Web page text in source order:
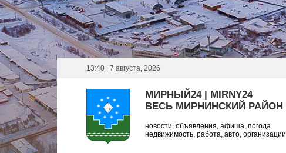
13:40 | 7 августа, 2026
МИРНЫЙ24 | MIRNY24
ВЕСЬ МИРНИНСКИЙ РАЙОН
новости, объявления, афиша, погода
недвижимость, работа, авто, организации